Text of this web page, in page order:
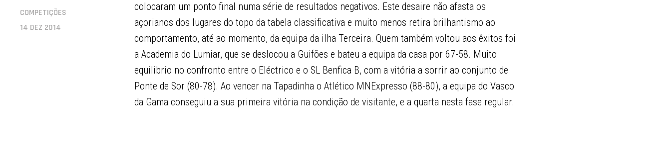
COMPETIÇÕES
14 DEZ 2014
colocaram um ponto final numa série de resultados negativos. Este desaire não afasta os
açorianos dos lugares do topo da tabela classificativa e muito menos retira brilhantismo ao
comportamento, até ao momento, da equipa da ilha Terceira. Quem também voltou aos êxitos foi
a Academia do Lumiar, que se deslocou a Guifões e bateu a equipa da casa por 67-58. Muito
equilibrio no confronto entre o Eléctrico e o SL Benfica B, com a vitória a sorrir ao conjunto de
Ponte de Sor (80-78). Ao vencer na Tapadinha o Atlético MNExpresso (88-80), a equipa do Vasco
da Gama conseguiu a sua primeira vitória na condição de visitante, e a quarta nesta fase regular.